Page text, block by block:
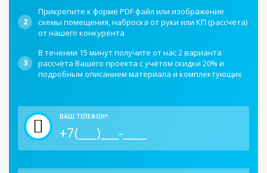
2
Прикрепите к форме PDF файл или изображение
схемы помещения, наброска от руки или КП (рассчёта)
от нашего конкурента
3
В течении 15 минут получите от нас 2 варианта
рассчёта Вашего проекта с учётом скидки 20% и
подробным описанием материала и комплектующих
ВАШ ТЕЛЕФОН*